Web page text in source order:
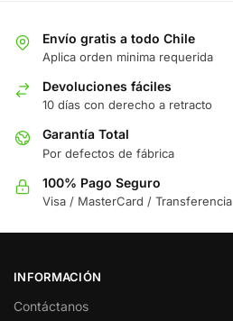
Envío gratis a todo Chile
Aplica orden minima requerida
Devoluciones fáciles
10 días con derecho a retracto
Garantía Total
Por defectos de fábrica
100% Pago Seguro
Visa / MasterCard / Transferencia
INFORMACIÓN
Contáctanos